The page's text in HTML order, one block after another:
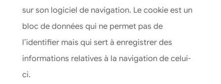
sur son logiciel de navigation. Le cookie est un
bloc de données qui ne permet pas de
l’identifier mais qui sert à enregistrer des
informations relatives à la navigation de celui-
ci.